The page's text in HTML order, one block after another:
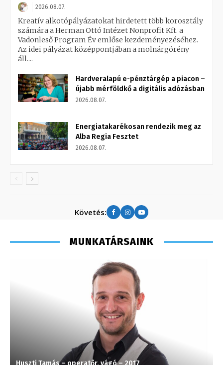
2026.08.07.
Kreatív alkotópályázatokat hirdetett több korosztály
számára a Herman Ottó Intézet Nonprofit Kft. a
Vadonleső Program Év emlőse kezdeményezéséhez.
Az idei pályázat középpontjában a molnárgörény
áll....
Hardveralapú e-pénztárgép a piacon –
újabb mérföldkő a digitális adózásban
2026.08.07.
Energiatakarékosan rendezik meg az
Alba Regia Fesztet
2026.08.07.
Követés:
MUNKATÁRSAINK